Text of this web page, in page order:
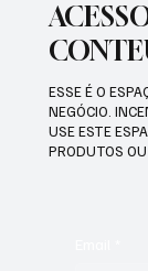
ESSE É O
NEGÓCIO.
USE ESTE
PRODUTOS OU